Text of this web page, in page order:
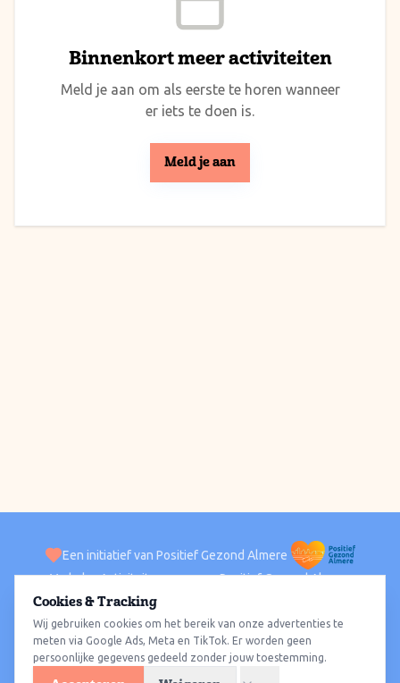
Binnenkort meer activiteiten
Meld je aan om als eerste te horen wanneer
er iets te doen is.
Meld je aan
Een initiatief van Positief Gezond Almere
VerhalenActiviteiten Positief Gezond Almere
ACTIVITEITEN PER WIJK
Alle wijkenAlmere HavenAlmere StadAlmere BuitenAlmere Poort
Almere HoutAlmere OosterwoldWat te doen
Cookies & Tracking
Wij gebruiken cookies om het bereik van onze advertenties te
meten via Google Ads, Meta en TikTok. Er worden geen
persoonlijke gegevens gedeeld zonder jouw toestemming.